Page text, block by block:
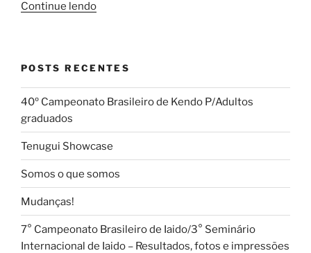
Continue lendo“Brasil
Kendo
2018
–
WKC”
POSTS RECENTES
40º Campeonato Brasileiro de Kendo P/Adultos
graduados
Tenugui Showcase
Somos o que somos
Mudanças!
7° Campeonato Brasileiro de Iaido/3° Seminário
Internacional de Iaido – Resultados, fotos e impressões